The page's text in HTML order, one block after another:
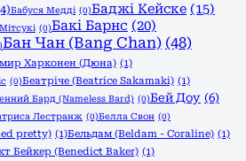
Бабуся Медді (0)Баджі Кейске (15)
(0)Бакі Барнс (20)
Бан Чан (Bang Chan) (48)
Харконен (Дюна) (1)
(0)Беатріче (Beatrice Sakamaki) (1)
Бард (Nameless Bard) (0)Бей Доу (6)
Лестранж (0)Белла Свон (0)
pretty) (1)Бельдам (Beldam - Coraline) (1)
Бейкер (Benedict Baker) (1)